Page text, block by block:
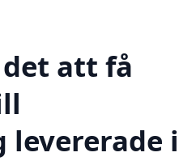
att få
levererade i